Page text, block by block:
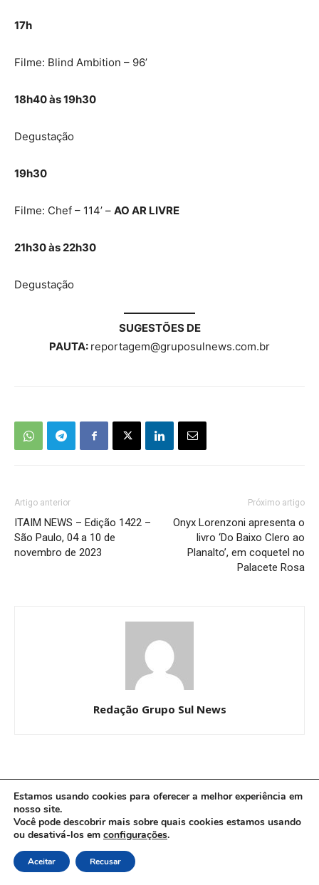
17h
Filme: Blind Ambition – 96’
18h40 às 19h30
Degustação
19h30
Filme: Chef – 114’ – AO AR LIVRE
21h30 às 22h30
Degustação
SUGESTÕES DE
PAUTA: reportagem@gruposulnews.com.br
Artigo anterior
ITAIM NEWS – Edição 1422 –
São Paulo, 04 a 10 de
novembro de 2023
Próximo artigo
Onyx Lorenzoni apresenta o
livro ‘Do Baixo Clero ao
Planalto’, em coquetel no
Palacete Rosa
Redação Grupo Sul News
Estamos usando cookies para oferecer a melhor experiência em
nosso site.
Você pode descobrir mais sobre quais cookies estamos usando
ou desativá-los em configurações.
Aceitar Recusar